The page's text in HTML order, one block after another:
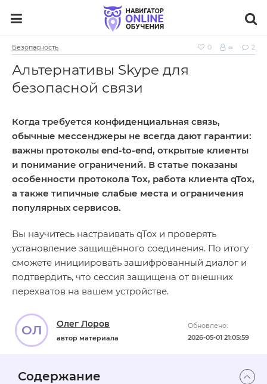
Безопасность 0 ∞ 2
Альтернативы Skype для
безопасной связи
Когда требуется конфиденциальная связь,
обычные мессенджеры не всегда дают гарантии:
важны протоколы end‑to‑end, открытые клиенты
и понимание ограничений. В статье показаны
особенности протокола Tox, работа клиента qTox,
а также типичные слабые места и ограничения
популярных сервисов.
Вы научитесь настраивать qTox и проверять
установление защищённого соединения. По итогу
сможете инициировать зашифрованный диалог и
подтвердить, что сессия защищена от внешних
перехватов на вашем устройстве.
Обновлено:
2026-05-01 21:05:59
ОЛ Олег Лоров
автор материала
Содержание